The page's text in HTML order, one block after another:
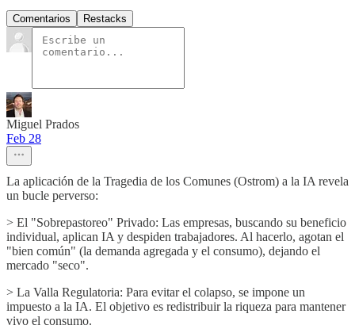
Comentarios Restacks
Miguel Prados
Feb 28
La aplicación de la Tragedia de los Comunes (Ostrom) a la IA revela
un bucle perverso:
> El "Sobrepastoreo" Privado: Las empresas, buscando su beneficio
individual, aplican IA y despiden trabajadores. Al hacerlo, agotan el
"bien común" (la demanda agregada y el consumo), dejando el
mercado "seco".
> La Valla Regulatoria: Para evitar el colapso, se impone un
impuesto a la IA. El objetivo es redistribuir la riqueza para mantener
vivo el consumo.